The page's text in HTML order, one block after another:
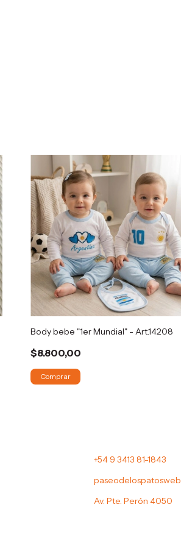
Body bebe "1er Mundial" - Art.14208
$8.800,00
Comprar
+54 9 3413 81-1843
Av. Pte. Perón 4050